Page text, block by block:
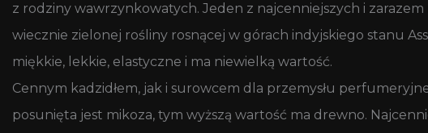
z rodziny wawrzynkowatych. Jeden z najcenniejszych i
wiecznie zielonej rośliny rosnącej w górach indyjskiego stanu
miękkie, lekkie, elastyczne i ma niewielką wartość.
Cennym kadzidłem, jak i surowcem dla przemysłu
posunięta jest mikoza, tym wyższą wartość ma drewno.